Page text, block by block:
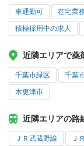
車通勤可 在宅業
積極採用中の求人
近隣エリアで薬
千葉市緑区 千葉
木更津市
近隣エリアの路
ＪＲ武蔵野線 Ｊ